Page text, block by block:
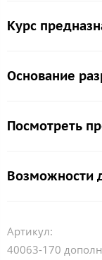
Курс
Основание
Посмотреть
Возможности
Артикул:
40063-170